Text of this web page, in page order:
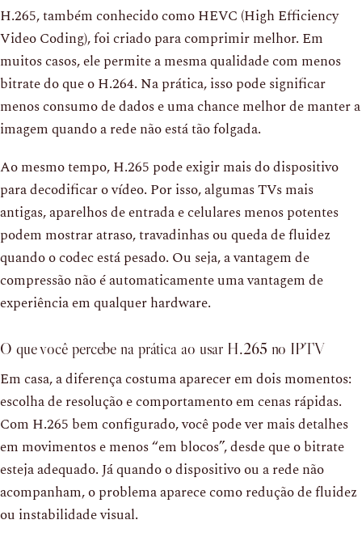
H.265, também conhecido como HEVC (High Efficiency
Video Coding), foi criado para comprimir melhor. Em
muitos casos, ele permite a mesma qualidade com menos
bitrate do que o H.264. Na prática, isso pode significar
menos consumo de dados e uma chance melhor de manter a
imagem quando a rede não está tão folgada.
Ao mesmo tempo, H.265 pode exigir mais do dispositivo
para decodificar o vídeo. Por isso, algumas TVs mais
antigas, aparelhos de entrada e celulares menos potentes
podem mostrar atraso, travadinhas ou queda de fluidez
quando o codec está pesado. Ou seja, a vantagem de
compressão não é automaticamente uma vantagem de
experiência em qualquer hardware.
O que você percebe na prática ao usar H.265 no IPTV
Em casa, a diferença costuma aparecer em dois momentos:
escolha de resolução e comportamento em cenas rápidas.
Com H.265 bem configurado, você pode ver mais detalhes
em movimentos e menos “em blocos”, desde que o bitrate
esteja adequado. Já quando o dispositivo ou a rede não
acompanham, o problema aparece como redução de fluidez
ou instabilidade visual.